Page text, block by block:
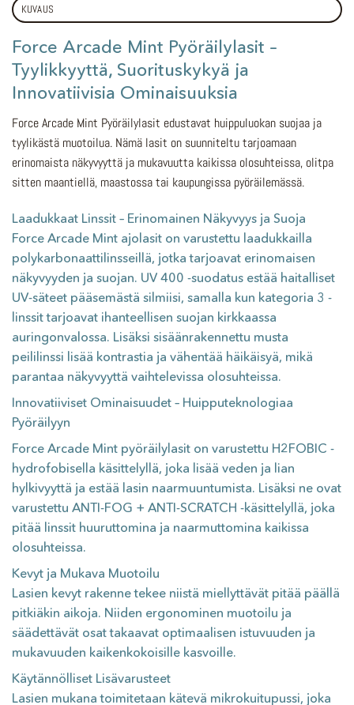
KUVAUS
Force Arcade Mint Pyöräilylasit –
Tyylikkyyttä, Suorituskykyä ja
Innovatiivisia Ominaisuuksia
Force Arcade Mint Pyöräilylasit edustavat huippuluokan suojaa ja
tyylikästä muotoilua. Nämä lasit on suunniteltu tarjoamaan
erinomaista näkyvyyttä ja mukavuutta kaikissa olosuhteissa, olitpa
sitten maantiellä, maastossa tai kaupungissa pyöräilemässä.
Laadukkaat Linssit – Erinomainen Näkyvyys ja Suoja
Force Arcade Mint ajolasit on varustettu laadukkailla
polykarbonaattilinsseillä, jotka tarjoavat erinomaisen
näkyvyyden ja suojan. UV 400 -suodatus estää haitalliset
UV-säteet pääsemästä silmiisi, samalla kun kategoria 3 -
linssit tarjoavat ihanteellisen suojan kirkkaassa
auringonvalossa. Lisäksi sisäänrakennettu musta
peililinssi lisää kontrastia ja vähentää häikäisyä, mikä
parantaa näkyvyyttä vaihtelevissa olosuhteissa.
Innovatiiviset Ominaisuudet – Huipputeknologiaa
Pyöräilyyn
Force Arcade Mint pyöräilylasit on varustettu H2FOBIC -
hydrofobisella käsittelyllä, joka lisää veden ja lian
hylkivyyttä ja estää lasin naarmuuntumista. Lisäksi ne ovat
varustettu ANTI-FOG + ANTI-SCRATCH -käsittelyllä, joka
pitää linssit huuruttomina ja naarmuttomina kaikissa
olosuhteissa.
Kevyt ja Mukava Muotoilu
Lasien kevyt rakenne tekee niistä miellyttävät pitää päällä
pitkiäkin aikoja. Niiden ergonominen muotoilu ja
säädettävät osat takaavat optimaalisen istuvuuden ja
mukavuuden kaikenkokoisille kasvoille.
Käytännölliset Lisävarusteet
Lasien mukana toimitetaan kätevä mikrokuitupussi, joka